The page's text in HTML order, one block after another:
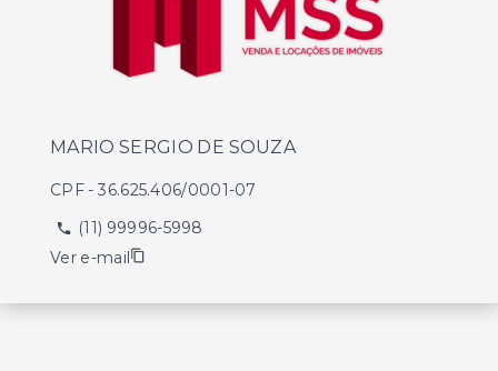
MARIO SERGIO DE SOUZA
CPF-36.625.406/0001-07
(11) 99996-5998
Ver e-mail